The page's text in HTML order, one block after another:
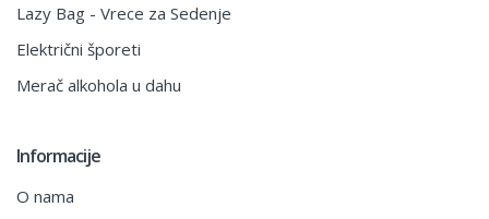
Lazy Bag - Vrece za Sedenje
Električni šporeti
Merač alkohola u dahu
Informacije
O nama